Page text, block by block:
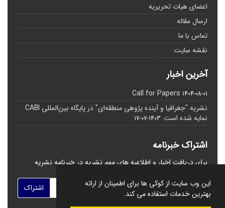
این وب سایت از کوکی ها برای اطمینان از ارائه
بهترین خدمات استفاده می کند.
اعضای هیات تحریریه
ارسال مقاله
تماس با ما
نقشه سایت
آخرین اخبار
Call for Papers 1404-08-01
نشریه "جغرافیا و آینده پژوهی منطقه‌ای" در پایگاه بین‌المللی CABI
نمایه شده است. 1403-07-17
اشتراک خبرنامه
برای دریافت اخبار و اطلاعیه های مهم نشریه در خبرنامه نشریه
اشتراک